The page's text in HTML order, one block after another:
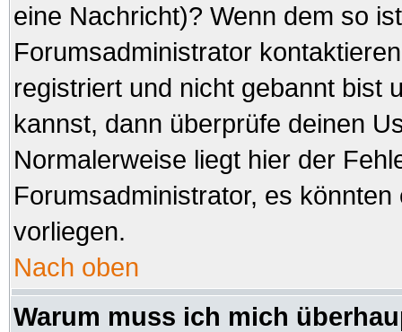
eine Nachricht)? Wenn dem so
Forumsadministrator
registriert und nicht gebannt bist
kannst, dann überprüfe deinen
Normalerweise liegt hier der
Forumsadministrator, es
vorliegen.
Nach oben
Warum muss ich mich